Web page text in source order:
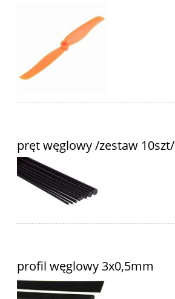
pręt węglowy /zestaw 10szt/
profil węglowy 3x0,5mm